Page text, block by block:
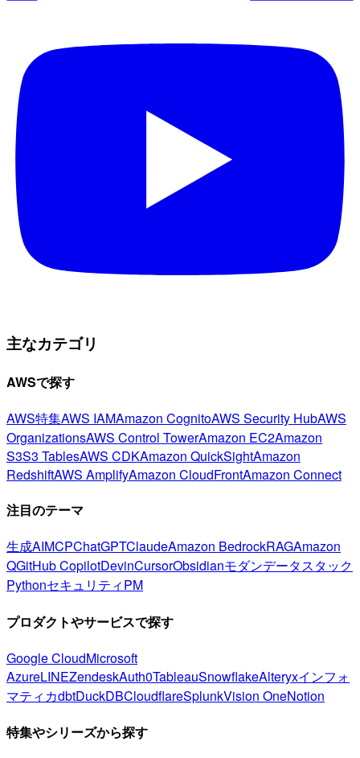
主なカテゴリ
AWSで探す
AWS特集AWS IAMAmazon CognitoAWS Security HubAWS
OrganizationsAWS Control TowerAmazon EC2Amazon
S3S3 TablesAWS CDKAmazon QuickSightAmazon
RedshiftAWS AmplifyAmazon CloudFrontAmazon Connect
注目のテーマ
生成AIMCPChatGPTClaudeAmazon BedrockRAGAmazon
QGitHub CopilotDevinCursorObsidianモダンデータスタック
PythonセキュリティPM
プロダクトやサービスで探す
Google CloudMicrosoft
AzureLINEZendeskAuth0TableauSnowflakeAlteryxインフォ
マティカdbtDuckDBCloudflareSplunkVision OneNotion
特集やシリーズから探す